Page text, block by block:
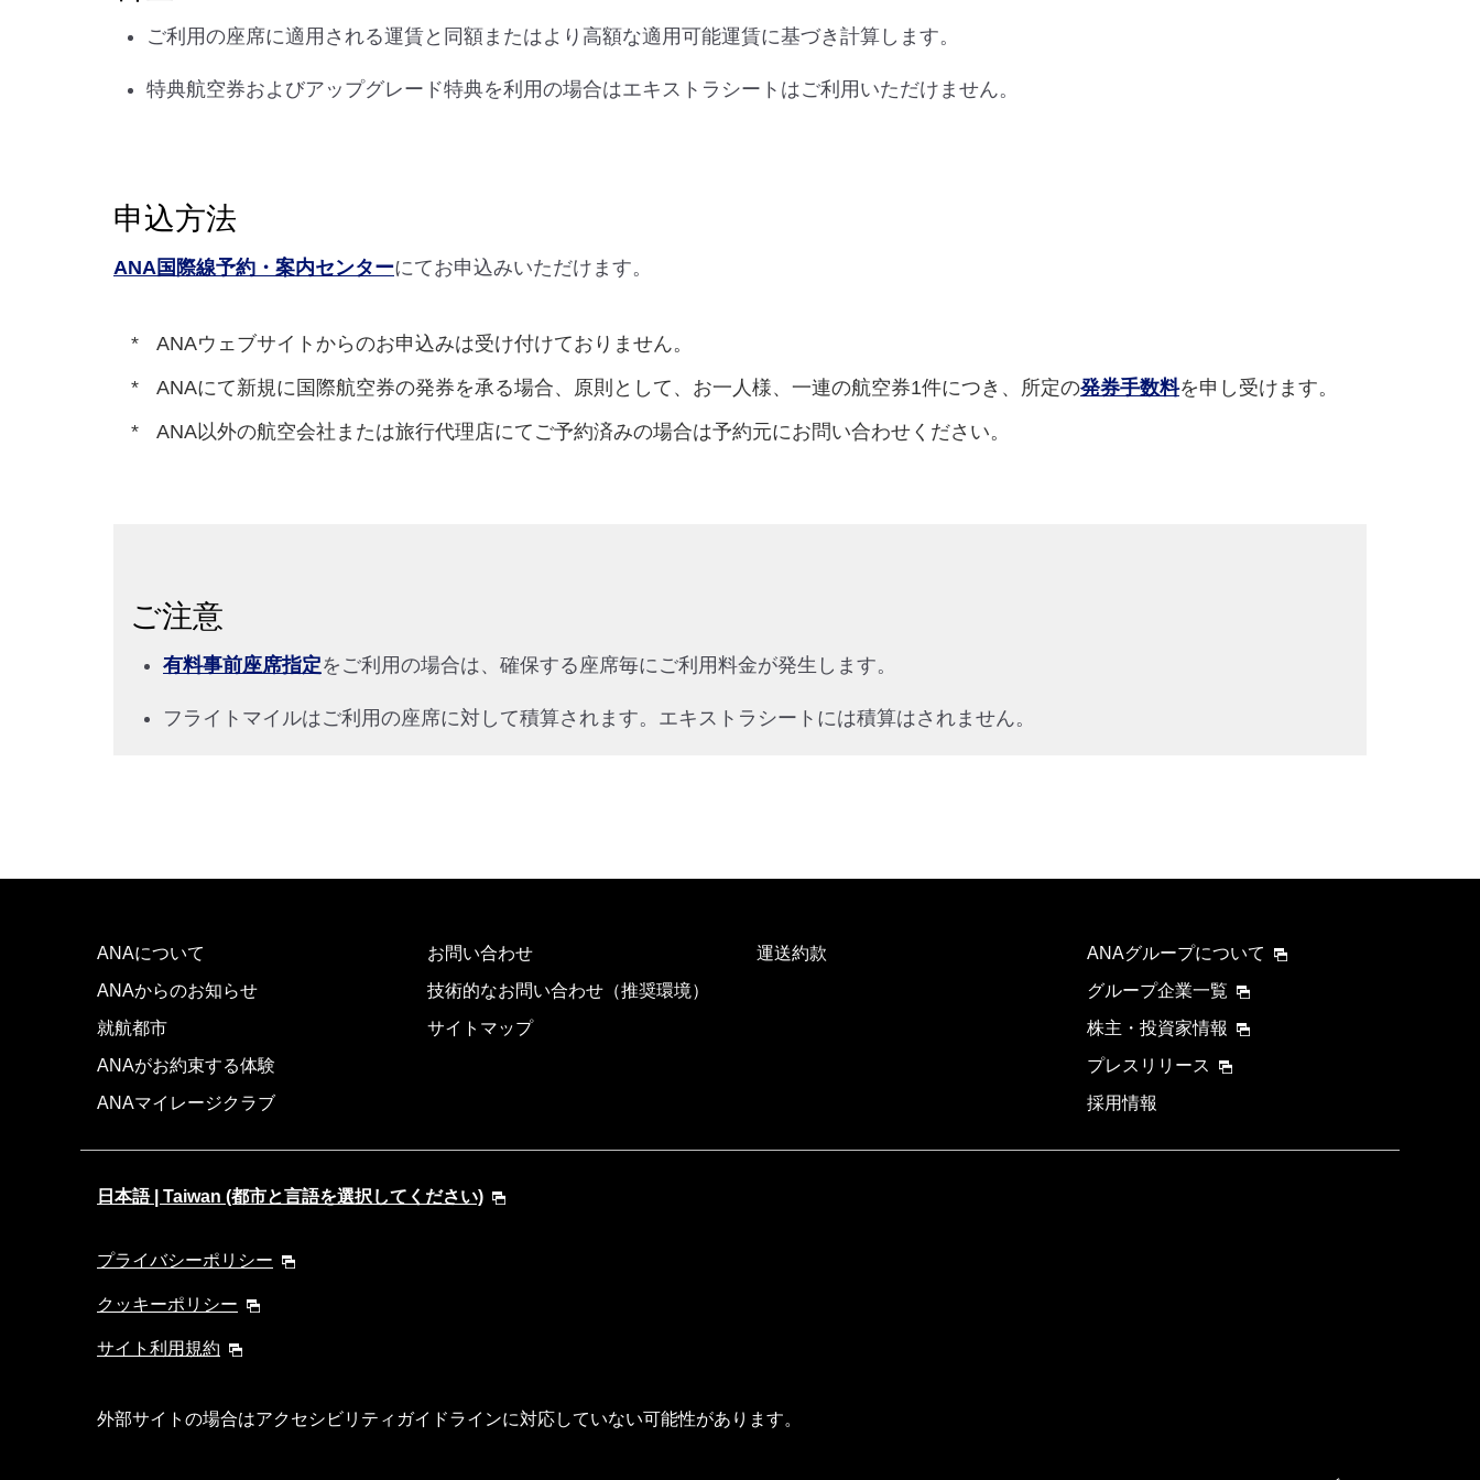
ご利用の座席に適用される運賃と同額またはより高額な適用可能運賃に基づき計算します。
特典航空券およびアップグレード特典を利用の場合はエキストラシートはご利用いただけません。
申込方法
ANA国際線予約・案内センターにてお申込みいただけます。
ANAウェブサイトからのお申込みは受け付けておりません。
ANAにて新規に国際航空券の発券を承る場合、原則として、お一人様、一連の航空券1件につき、所定の発券手数料を申し受けます。
ANA以外の航空会社または旅行代理店にてご予約済みの場合は予約元にお問い合わせください。
ご注意
有料事前座席指定をご利用の場合は、確保する座席毎にご利用料金が発生します。
フライトマイルはご利用の座席に対して積算されます。エキストラシートには積算はされません。
ANAについて
ANAからのお知らせ
就航都市
ANAがお約束する体験
ANAマイレージクラブ
お問い合わせ
技術的なお問い合わせ（推奨環境）
サイトマップ
運送約款
ANAグループについて
グループ企業一覧
株主・投資家情報
プレスリリース
採用情報
日本語 | Taiwan (都市と言語を選択してください)
プライバシーポリシー
クッキーポリシー
サイト利用規約
外部サイトの場合はアクセシビリティガイドラインに対応していない可能性があります。